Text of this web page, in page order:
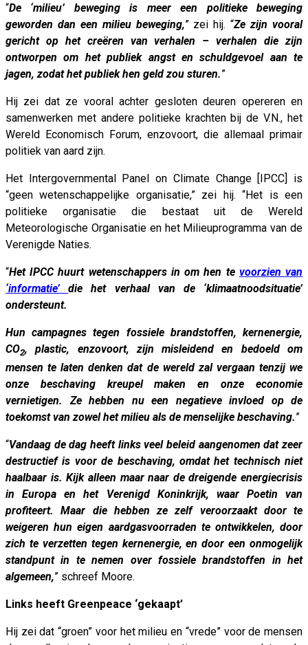
“De ‘milieu’ beweging is meer een politieke beweging
geworden dan een milieu beweging,” zei hij. “Ze zijn vooral
gericht op het creëren van verhalen – verhalen die zijn
ontworpen om het publiek angst en schuldgevoel aan te
jagen, zodat het publiek hen geld zou sturen.”
Hij zei dat ze vooral achter gesloten deuren opereren en
samenwerken met andere politieke krachten bij de V.N., het
Wereld Economisch Forum, enzovoort, die allemaal primair
politiek van aard zijn.
Het Intergovernmental Panel on Climate Change [IPCC] is
“geen wetenschappelijke organisatie,” zei hij. “Het is een
politieke organisatie die bestaat uit de Wereld
Meteorologische Organisatie en het Milieuprogramma van de
Verenigde Naties.
“Het IPCC huurt wetenschappers in om hen te voorzien van
‘informatie’die het verhaal van de ‘klimaatnoodsituatie’
ondersteunt.
Hun campagnes tegen fossiele brandstoffen, kernenergie,
CO2, plastic, enzovoort, zijn misleidend en bedoeld om
mensen te laten denken dat de wereld zal vergaan tenzij we
onze beschaving kreupel maken en onze economie
vernietigen. Ze hebben nu een negatieve invloed op de
toekomst van zowel het milieu als de menselijke beschaving.”
“Vandaag de dag heeft links veel beleid aangenomen dat zeer
destructief is voor de beschaving, omdat het technisch niet
haalbaar is. Kijk alleen maar naar de dreigende energiecrisis
in Europa en het Verenigd Koninkrijk, waar Poetin van
profiteert. Maar die hebben ze zelf veroorzaakt door te
weigeren hun eigen aardgasvoorraden te ontwikkelen, door
zich te verzetten tegen kernenergie, en door een onmogelijk
standpunt in te nemen over fossiele brandstoffen in het
algemeen,” schreef Moore.
Links heeft Greenpeace ‘gekaapt’
Hij zei dat “groen” voor het milieu en “vrede” voor de mensen